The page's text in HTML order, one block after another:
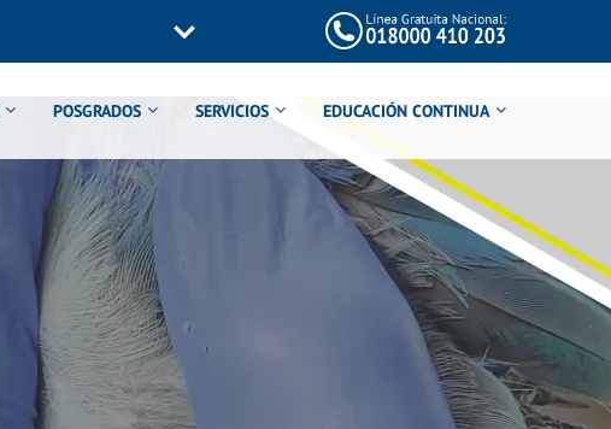
POSGRADOS SERVICIOS EDUCACIÓN CONTINUA